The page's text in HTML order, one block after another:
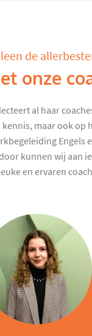
de
onze
al haar
maar ook op
Engels
kunnen wij aan
en ervaren